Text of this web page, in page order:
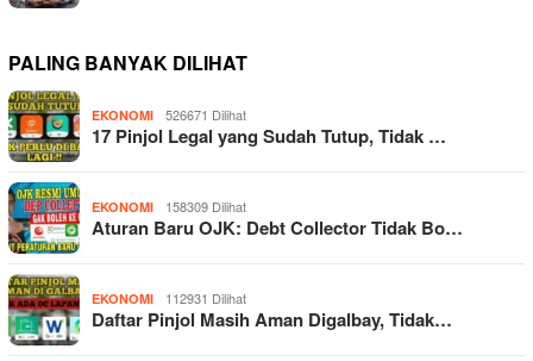
PALING BANYAK DILIHAT
EKONOMI 526671 Dilihat
17 Pinjol Legal yang Sudah Tutup, Tidak …
EKONOMI 158309 Dilihat
Aturan Baru OJK: Debt Collector Tidak Bo…
EKONOMI 112931 Dilihat
Daftar Pinjol Masih Aman Digalbay, Tidak…